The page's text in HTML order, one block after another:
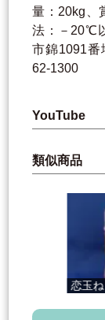
量：20kg、
法：－20℃
市錦1091
62-1300
YouTube
類似商品
恋玉ねぎドレ...